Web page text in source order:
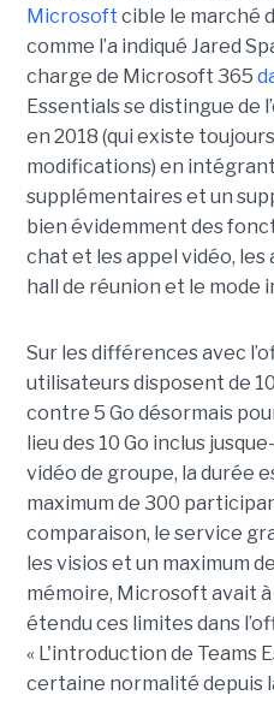
Microsoft cible le marché
comme l’a indiqué Jared
charge de Microsoft 365
Essentials se distingue de
en 2018 (qui existe
modifications) en
supplémentaires et un
bien évidemment des
chat et les appel vidéo,
hall de réunion et le mode
Sur les différences avec
utilisateurs disposent de
contre 5 Go désormais
lieu des 10 Go inclus
vidéo de groupe, la durée
maximum de 300
comparaison, le service
les visios et un maximum
mémoire, Microsoft avait à
étendu ces limites dans
« L'introduction de Teams
certaine normalité depuis